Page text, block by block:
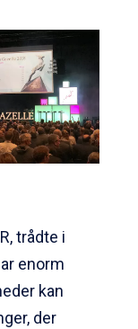
trådte i
enorm
kan
der